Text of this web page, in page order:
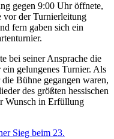
gegen 9:00 Uhr öffnete,
vor der Turnierleitung
fern gaben sich ein
bei seiner Ansprache die
gelungenes Turnier. Als
Bühne gegangen waren,
des größten hessischen
Wunsch in Erfüllung
Sieg beim 23.